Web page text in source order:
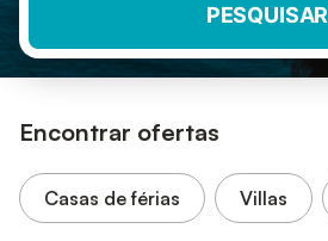
PESQUISAR
Encontrar ofertas
Casas de férias Villas